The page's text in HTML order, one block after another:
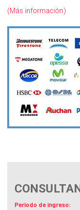
(Más información)